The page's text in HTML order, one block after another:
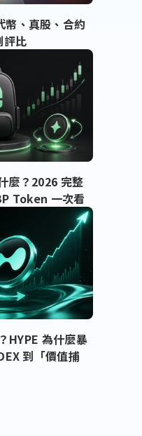
幣、真股、合約
評比
麼？2026 完整
Token 一次看
為什麼暴
到「價值捕